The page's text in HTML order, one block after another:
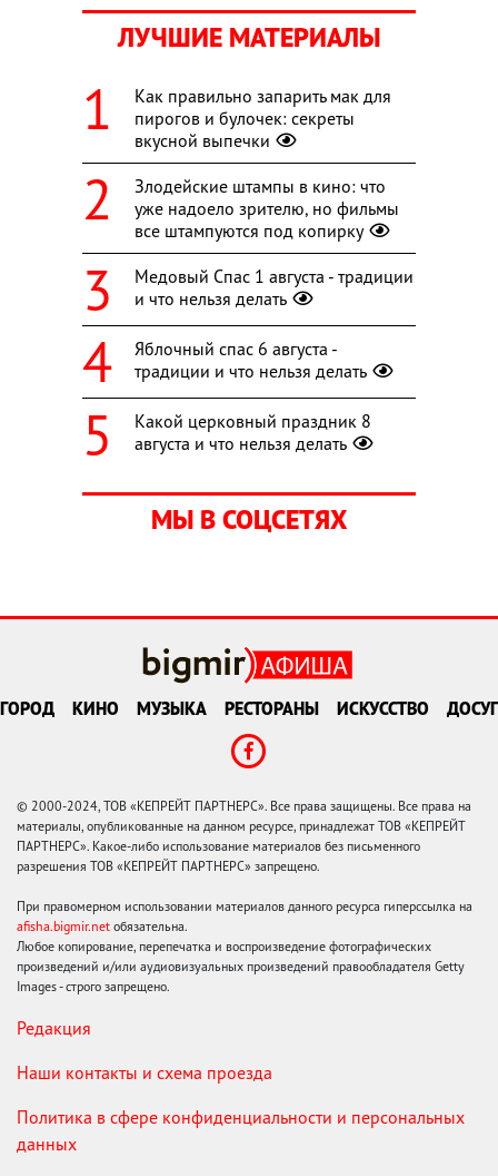
ЛУЧШИЕ МАТЕРИАЛЫ
Как правильно запарить мак для
пирогов и булочек: секреты
вкусной выпечки
Злодейские штампы в кино: что
уже надоело зрителю, но фильмы
все штампуются под копирку
Медовый Спас 1 августа - традиции
и что нельзя делать
Яблочный спас 6 августа -
традиции и что нельзя делать
Какой церковный праздник 8
августа и что нельзя делать
МЫ В СОЦСЕТЯХ
ГОРОД КИНО МУЗЫКА РЕСТОРАНЫ ИСКУССТВО ДОСУГ
© 2000-2024, ТОВ «КЕПРЕЙТ ПАРТНЕРС». Все права защищены. Все права на
материалы, опубликованные на данном ресурсе, принадлежат ТОВ «КЕПРЕЙТ
ПАРТНЕРС». Какое-либо использование материалов без письменного
разрешения ТОВ «КЕПРЕЙТ ПАРТНЕРС» запрещено.
При правомерном использовании материалов данного ресурса гиперссылка на
afisha.bigmir.net обязательна.
Любое копирование, перепечатка и воспроизведение фотографических
произведений и/или аудиовизуальных произведений правообладателя Getty
Images - строго запрещено.
Редакция
Наши контакты и схема проезда
Политика в сфере конфиденциальности и персональных
данных